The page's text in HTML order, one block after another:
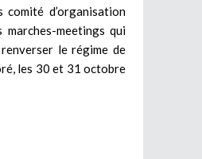
d’organisation
marches-meetings qui
le régime de
les 30 et 31 octobre